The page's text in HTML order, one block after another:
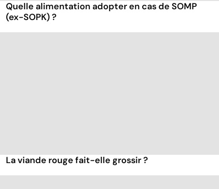
Quelle alimentation adopter en cas de SOMP
(ex-SOPK) ?
La viande rouge fait-elle grossir ?